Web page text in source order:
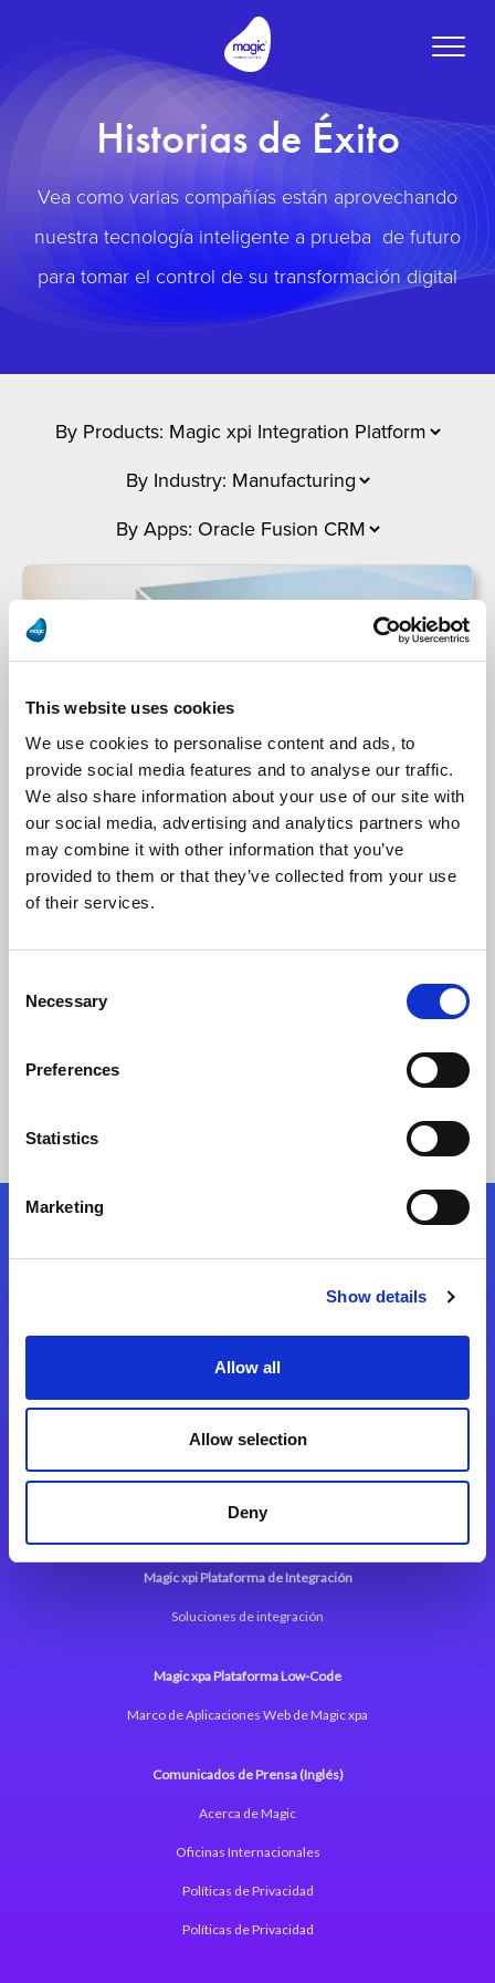
This website uses cookies
We use cookies to personalise content and ads, to
provide social media features and to analyse our traffic.
We also share information about your use of our site with
our social media, advertising and analytics partners who
may combine it with other information that you’ve
provided to them or that they’ve collected from your use
of their services.
Selection
Necessary
Preferences
Statistics
Marketing
Show details
Allow all
Allow selection
Deny
Toggle
Historias de Éxito
Vea como varias compañías están aprovechando
nuestra tecnología inteligente a prueba de futuro
para tomar el control de su transformación digital
Christie Digital
Christie Digital afila múltiples procesos de
xpi
today
Contáctenos
Magic xpi Plataforma de Integración
Soluciones de integración
Magic xpa Plataforma Low-Code
Marco de Aplicaciones Web de Magic xpa
Comunicados de Prensa (Inglés)
Acerca de Magic
Oficinas Internacionales
Políticas de Privacidad
Políticas de Privacidad